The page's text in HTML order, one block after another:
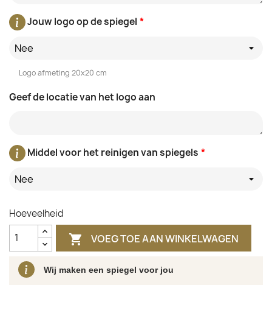
*
Jouw logo op de spiegel
Nee
Logo afmeting 20x20 cm
Geef de locatie van het logo aan
*
Middel voor het reinigen van spiegels
Nee
Hoeveelheid
 VOEG TOE AAN WINKELWAGEN
Wij maken een spiegel voor jou